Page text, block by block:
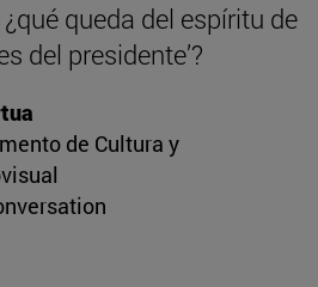
queda del espíritu de
del presidente’?
de Cultura y